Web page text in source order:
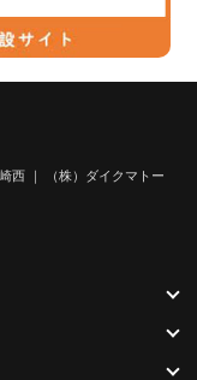
西 ｜ （株）ダイクマトー